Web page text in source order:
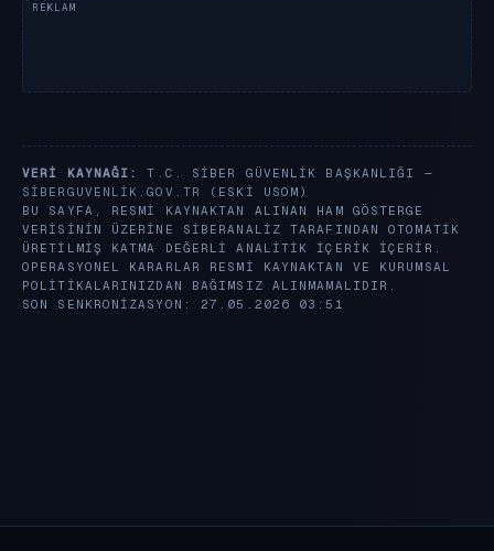
VERI KAYNAĞI:
T.C. SIBER GÜVENLIK BAŞKANLIĞI —
SIBERGUVENLIK.GOV.TR
(ESKI USOM)
BU SAYFA, RESMI KAYNAKTAN ALINAN HAM GÖSTERGE
VERISININ ÜZERINE SIBERANALIZ TARAFINDAN OTOMATIK
ÜRETILMIŞ KATMA DEĞERLI ANALITIK IÇERIK IÇERIR.
OPERASYONEL KARARLAR RESMI KAYNAKTAN VE KURUMSAL
POLITIKALARINIZDAN BAĞIMSIZ ALINMAMALIDIR.
SON SENKRONIZASYON: 27.05.2026 03:51